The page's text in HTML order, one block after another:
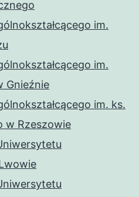
im.
im.
Gnieźnie
im. ks.
w Rzeszowie